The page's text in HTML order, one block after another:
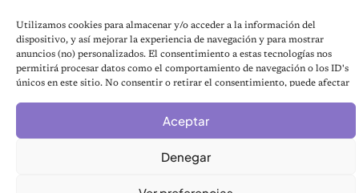
Utilizamos cookies para almacenar y/o acceder a la información del
dispositivo, y así mejorar la experiencia de navegación y para mostrar
anuncios (no) personalizados. El consentimiento a estas tecnologías nos
permitirá procesar datos como el comportamiento de navegación o los ID's
únicos en este sitio. No consentir o retirar el consentimiento, puede afectar
Aceptar
Denegar
© 2026 Notas de Mascotas
Política de privacidad